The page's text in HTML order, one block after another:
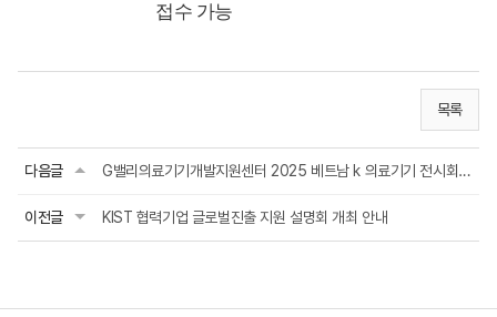
접수 가능
목록
다음글 G밸리의료기기개발지원센터 2025 베트남 k 의료기기 전시회 참가 지원사업 모집공고
이전글 KIST 협력기업 글로벌진출 지원 설명회 개최 안내